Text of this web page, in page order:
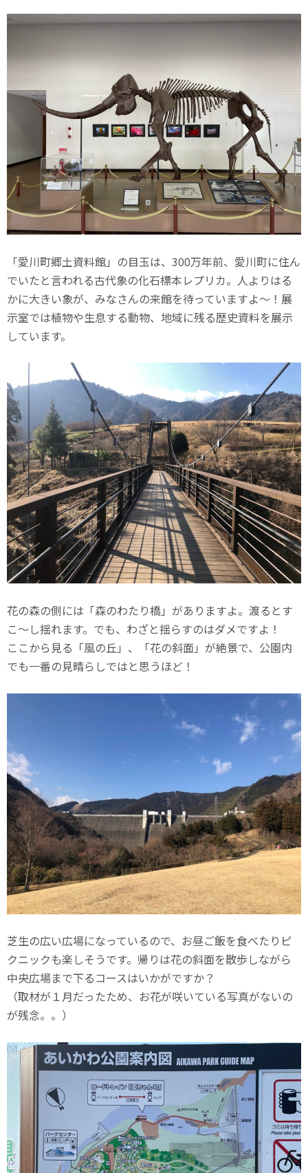
「愛川町郷土資料館」の目玉は、300万年前、愛川町に住ん
でいたと言われる古代象の化石標本レプリカ。人よりはる
かに大きい象が、みなさんの来館を待っていますよ〜！展
示室では植物や生息する動物、地域に残る歴史資料を展示
しています。
花の森の側には「森のわたり橋」がありますよ。渡るとす
こ〜し揺れます。でも、わざと揺らすのはダメですよ！
ここから見る「風の丘」、「花の斜面」が絶景で、公園内
でも一番の見晴らしではと思うほど！
芝生の広い広場になっているので、お昼ご飯を食べたりピ
クニックも楽しそうです。帰りは花の斜面を散歩しながら
中央広場まで下るコースはいかがですか？
（取材が１月だったため、お花が咲いている写真がないの
が残念。。）